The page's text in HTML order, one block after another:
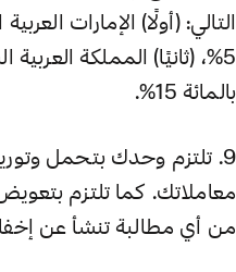
التالي: (أولًا) الإمارات
5%، (ثانيًا) المملكة
بالمائة 15%.
9. تلتزم وحدك بتحمل
معاملاتك. كما تلتزم
من أي مطالبة تنشأ عن